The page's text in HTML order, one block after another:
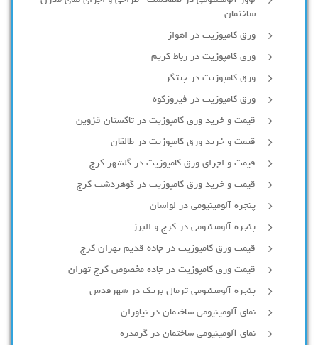
ساختمان
ورق کامپوزیت در اهواز
ورق کامپوزیت در رباط کریم
ورق کامپوزیت در چیتگر
ورق کامپوزیت در فیروزکوه
قیمت و خرید ورق کامپوزیت در تاکستان قزوین
قیمت و خرید ورق کامپوزیت در طالقان
قیمت و اجرای ورق کامپوزیت در گلشهر کرج
قیمت و خرید ورق کامپوزیت در گوهردشت کرج
پنجره آلومینیومی در لواسان
پنجره آلومینیومی در کرج و البرز
قیمت ورق کامپوزیت در جاده قدیم تهران کرج
قیمت ورق کامپوزیت در جاده مخصوص کرج تهران
پنجره آلومینیومی ترمال بریک در شهرقدس
نمای آلومینیومی ساختمان در نیاوران
نمای آلومینیومی ساختمان در گرمدره